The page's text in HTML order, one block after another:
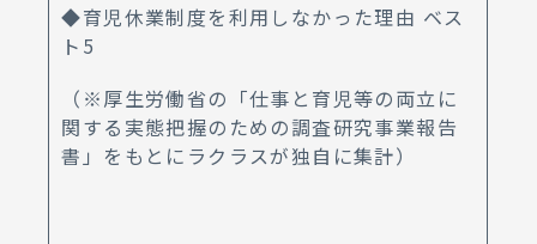
◆育児休業制度を利用しなかった理由 ベス
ト5
（※厚生労働省の「仕事と育児等の両立に
関する実態把握のための調査研究事業報告
書」をもとにラクラスが独自に集計）